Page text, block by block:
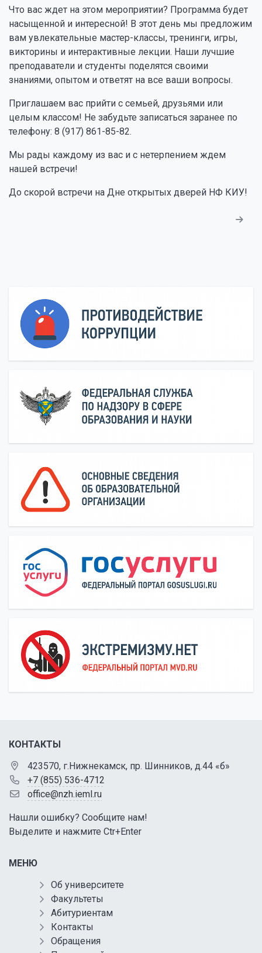
Что вас ждет на этом мероприятии? Программа будет
насыщенной и интересной! В этот день мы предложим
вам увлекательные мастер-классы, тренинги, игры,
викторины и интерактивные лекции. Наши лучшие
преподаватели и студенты поделятся своими
знаниями, опытом и ответят на все ваши вопросы.
Приглашаем вас прийти с семьей, друзьями или
целым классом! Не забудьте записаться заранее по
телефону: 8 (917) 861-85-82.
Мы рады каждому из вас и с нетерпением ждем
нашей встречи!
До скорой встречи на Дне открытых дверей НФ КИУ!
КОНТАКТЫ
423570, г.Нижнекамск, пр. Шинников, д.44 «б»
+7 (855) 536-4712
office@nzh.ieml.ru
Нашли ошибку? Сообщите нам!
Выделите и нажмите Ctr+Enter
МЕНЮ
Об университете
Факультеты
Абитуриентам
Контакты
Обращения